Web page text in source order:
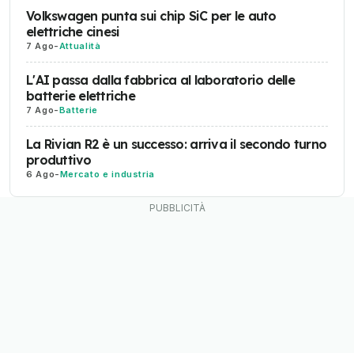
Volkswagen punta sui chip SiC per le auto
elettriche cinesi
7 Ago-Attualità
L'AI passa dalla fabbrica al laboratorio delle
batterie elettriche
7 Ago-Batterie
La Rivian R2 è un successo: arriva il secondo turno
produttivo
6 Ago-Mercato e industria